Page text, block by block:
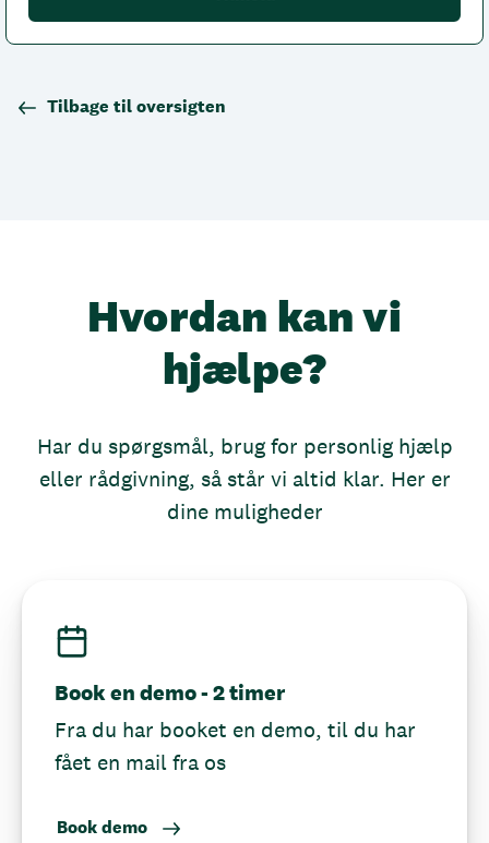
Tilbage til oversigten
Hvordan kan vi
hjælpe?
Har du spørgsmål, brug for personlig hjælp
eller rådgivning, så står vi altid klar. Her er
dine muligheder
Book en demo - 2 timer
Fra du har booket en demo, til du har
fået en mail fra os
Book demo